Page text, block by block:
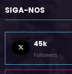
SIGA-NOS
45k
Followers